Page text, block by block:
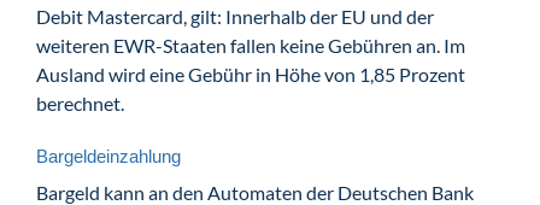
Debit Mastercard, gilt: Innerhalb der EU und der
weiteren EWR-Staaten fallen keine Gebühren an. Im
Ausland wird eine Gebühr in Höhe von 1,85 Prozent
berechnet.
Bargeldeinzahlung
Bargeld kann an den Automaten der Deutschen Bank